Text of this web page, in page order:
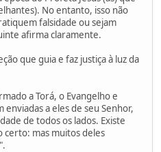
No entanto, isso não
falsidade ou sejam
afirma claramente.
que guia e faz justiça à luz da
a Torá, o Evangelho e
a eles de seu Senhor,
de todos os lados. Existe
certo: mas muitos deles